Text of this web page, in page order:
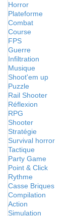
Horror
Plateforme
Combat
Course
FPS
Guerre
Infiltration
Musique
Shoot'em up
Puzzle
Rail Shooter
Réflexion
RPG
Shooter
Stratégie
Survival horror
Tactique
Party Game
Point & Click
Rythme
Casse Briques
Compilation
Action
Simulation